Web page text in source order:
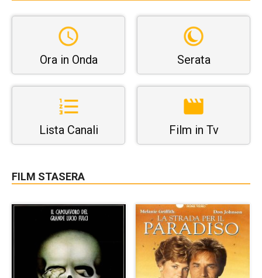
Ora in Onda Serata
Lista Canali Film in Tv
FILM STASERA